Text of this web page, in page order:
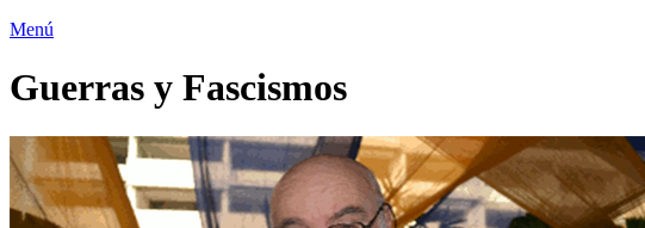
Menú
Guerras y Fascismos